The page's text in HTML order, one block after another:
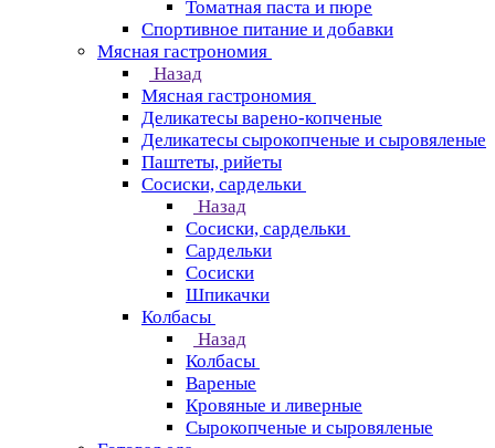
Томатная паста и пюре
Спортивное питание и добавки
Мясная гастрономия
Назад
Мясная гастрономия
Деликатесы варено-копченые
Деликатесы сырокопченые и сыровяленые
Паштеты, рийеты
Сосиски, сардельки
Назад
Сосиски, сардельки
Сардельки
Сосиски
Шпикачки
Колбасы
Назад
Колбасы
Вареные
Кровяные и ливерные
Сырокопченые и сыровяленые